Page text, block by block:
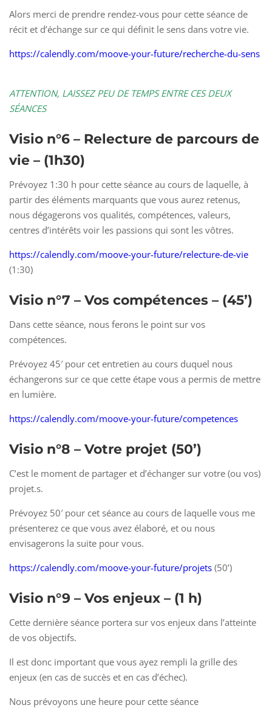
Alors merci de prendre rendez-vous pour cette séance de
récit et d’échange sur ce qui définit le sens dans votre vie.
https://calendly.com/moove-your-future/recherche-du-sens
ATTENTION, LAISSEZ PEU DE TEMPS ENTRE CES DEUX
SÉANCES
Visio n°6 – Relecture de parcours de
vie – (1h30)
Prévoyez 1:30 h pour cette séance au cours de laquelle, à
partir des éléments marquants que vous aurez retenus,
nous dégagerons vos qualités, compétences, valeurs,
centres d’intérêts voir les passions qui sont les vôtres.
https://calendly.com/moove-your-future/relecture-de-vie
(1:30)
Visio n°7 – Vos compétences – (45’)
Dans cette séance, nous ferons le point sur vos
compétences.
Prévoyez 45′ pour cet entretien au cours duquel nous
échangerons sur ce que cette étape vous a permis de mettre
en lumière.
https://calendly.com/moove-your-future/competences
Visio n°8 – Votre projet (50’)
C’est le moment de partager et d’échanger sur votre (ou vos)
projet.s.
Prévoyez 50′ pour cet séance au cours de laquelle vous me
présenterez ce que vous avez élaboré, et ou nous
envisagerons la suite pour vous.
https://calendly.com/moove-your-future/projets (50’)
Visio n°9 – Vos enjeux – (1 h)
Cette dernière séance portera sur vos enjeux dans l’atteinte
de vos objectifs.
Il est donc important que vous ayez rempli la grille des
enjeux (en cas de succès et en cas d’échec).
Nous prévoyons une heure pour cette séance